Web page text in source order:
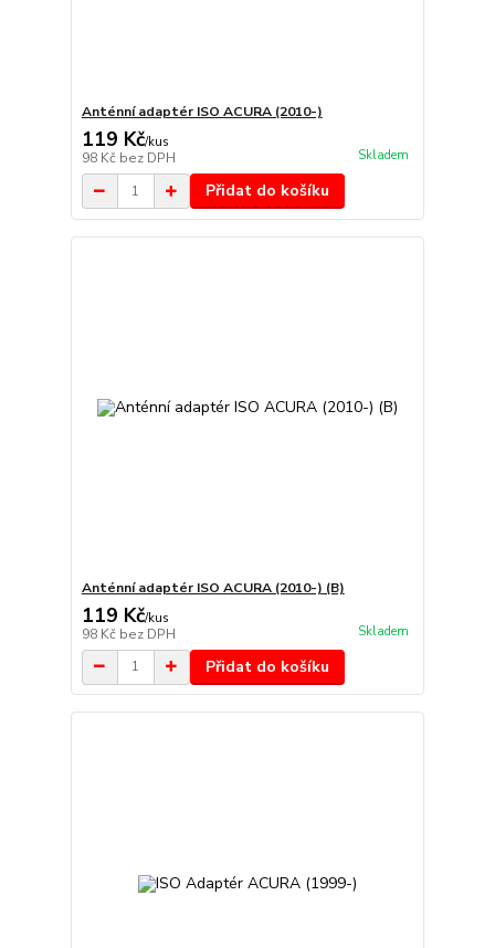
Anténní adaptér ISO ACURA (2010-)
119 Kč/kus
98 Kč bez DPH Skladem
Přidat do košíku
Anténní adaptér ISO ACURA (2010-) (B)
119 Kč/kus
98 Kč bez DPH Skladem
Přidat do košíku